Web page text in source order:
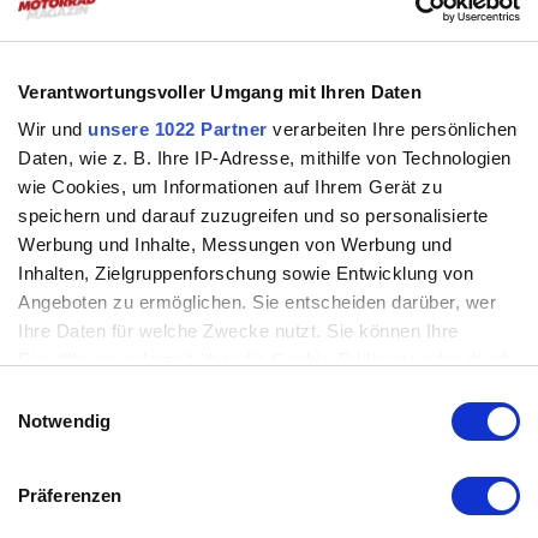
Verantwortungsvoller Umgang mit Ihren Daten
Wir und unsere 1022 Partner verarbeiten Ihre persönlichen
Daten, wie z. B. Ihre IP-Adresse, mithilfe von Technologien
wie Cookies, um Informationen auf Ihrem Gerät zu
speichern und darauf zuzugreifen und so personalisierte
Werbung und Inhalte, Messungen von Werbung und
Inhalten, Zielgruppenforschung sowie Entwicklung von
Angeboten zu ermöglichen. Sie entscheiden darüber, wer
Ihre Daten für welche Zwecke nutzt. Sie können Ihre
widerrufen
Informationen über Ihre geografische Lage erfassen,
Notwendig
Präferenzen
ausgezeichnetes Preisleistungsverhältnis liefern.
Mehr zum Thema:
Malaguti :
Malaguti Dune125 X
Malaguti Dune125 X Schlank in Schwarz